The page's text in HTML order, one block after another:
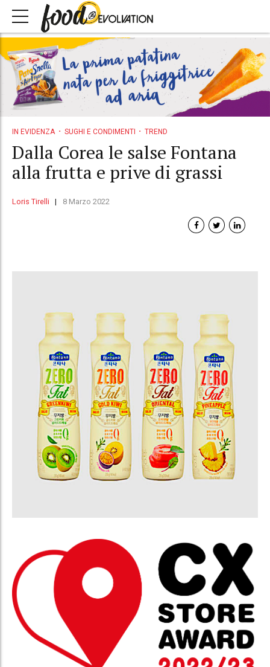
IN EVIDENZA SUGHI E CONDIMENTI TREND
Dalla Corea le salse Fontana
alla frutta e prive di grassi
Loris Tirelli 8 Marzo 2022